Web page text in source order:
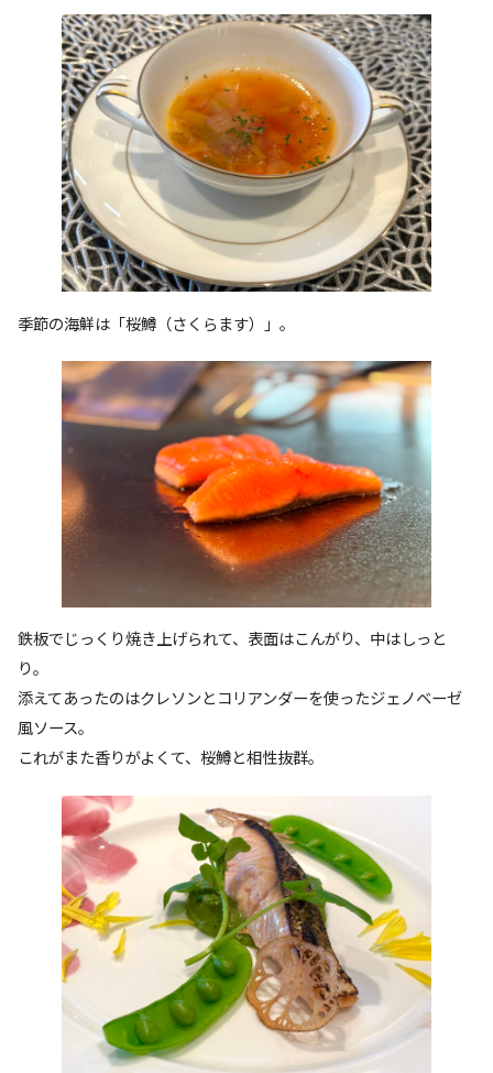
季節の海鮮は「桜鱒（さくらます）」。
鉄板でじっくり焼き上げられて、表面はこんがり、中はしっと
り。
添えてあったのはクレソンとコリアンダーを使ったジェノベーゼ
風ソース。
これがまた香りがよくて、桜鱒と相性抜群。